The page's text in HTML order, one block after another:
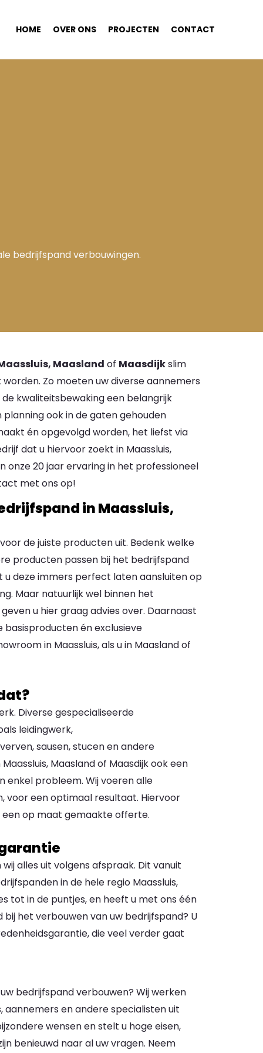
HOME OVER ONS PROJECTEN CONTACT
bedrijfspand verbouwingen.
Maasland of Maasdijkslim
Zo moeten uw diverse aannemers
kwaliteitsbewaking een belangrijk
ook in de gaten gehouden
én opgevolgd worden, het liefst via
dat u hiervoor zoekt in Maassluis,
onze 20 jaar ervaring in het professioneel
met ons op!
in Maassluis,
de juiste producten uit. Bedenk welke
producten passen bij het bedrijfspand
deze immers perfect laten aansluiten op
Maar natuurlijk wel binnen het
u hier graag advies over. Daarnaast
én exclusieve
in Maassluis, als u in Maasland of
Diverse gespecialiseerde
leidingwerk,
sausen, stucen en andere
Maasland of Maasdijk ook een
enkel probleem. Wij voeren alle
voor een optimaal resultaat. Hiervoor
een op maat gemaakte offerte.
alles uit volgens afspraak. Dit vanuit
in de hele regio Maassluis,
tot in de puntjes, en heeft u met ons één
het verbouwen van uw bedrijfspand? U
die veel verder gaat
bedrijfspand verbouwen? Wij werken
en andere specialisten uit
wensen en stelt u hoge eisen,
benieuwd naar al uw vragen. Neem